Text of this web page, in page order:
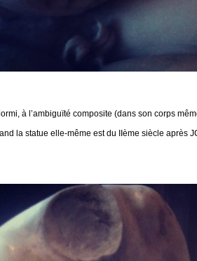
à l’ambiguïté composite (dans son corps
la statue elle-même est du IIème siècle après